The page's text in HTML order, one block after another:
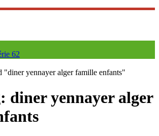
"diner yennayer alger famille enfants"
diner yennayer alger